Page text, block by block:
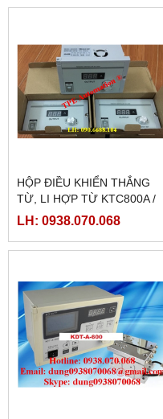
HỘP ĐIỀU KHIỂN THẮNG
TỪ, LI HỢP TỪ KTC800A /
KD200A
LH: 0938.070.068